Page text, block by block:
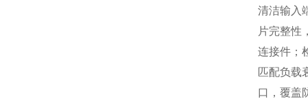
清洁输入
片完整性
连接件；
匹配负载
口，覆盖